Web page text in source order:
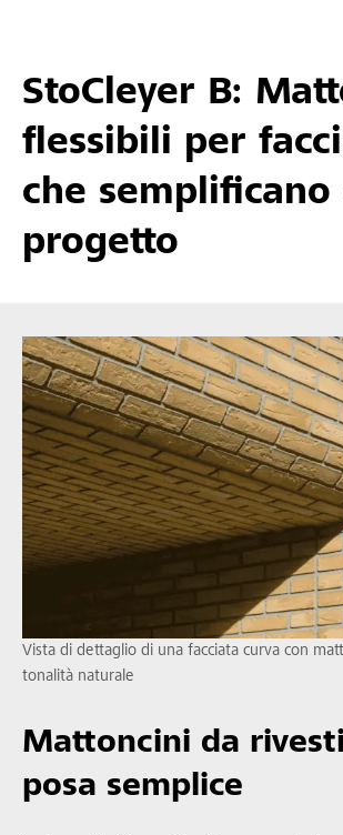
StoCleyer B:
flessibili per
che semplificano
progetto
Mattoncini da
posa semplice
Vista di dettaglio di una facciata curva con
tonalità naturale